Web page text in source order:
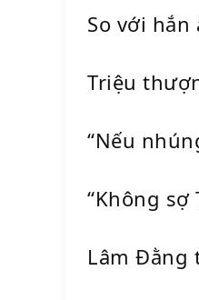
So với
Triệu
“Nếu
“Không
Lâm Đằng